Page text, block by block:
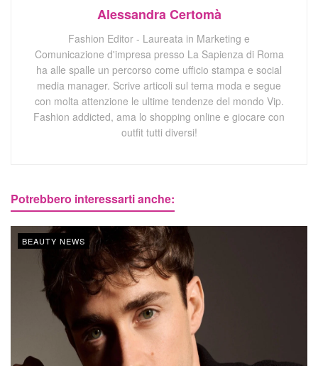
Alessandra Certomà
Fashion Editor - Laureata in Marketing e
Comunicazione d'impresa presso La Sapienza di Roma
ha alle spalle un percorso come ufficio stampa e social
media manager. Scrive articoli sul tema moda e segue
con molta attenzione le ultime tendenze del mondo Vip.
Fashion addicted, ama lo shopping online e giocare con
outfit tutti diversi!
Potrebbero interessarti anche:
BEAUTY NEWS